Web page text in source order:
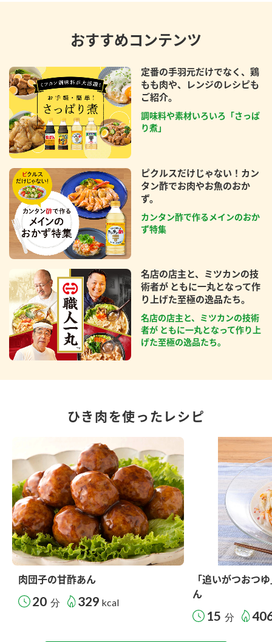
おすすめコンテンツ
定番の手羽元だけでなく、鶏
もも肉や、レンジのレシピも
ご紹介。
調味料や素材いろいろ「さっぱ
り煮」
ピクルスだけじゃない！カン
タン酢でお肉やお魚のおか
ず。
カンタン酢で作るメインのおか
ず特集
名店の店主と、ミツカンの技
術者が ともに一丸となって作
り上げた至極の逸品たち。
名店の店主と、ミツカンの技術
者が ともに一丸となって作り上
げた至極の逸品たち。
ひき肉を使ったレシピ
肉団子の甘酢あん
20 分 329 kcal
「追いがつおつ
ん
15 分